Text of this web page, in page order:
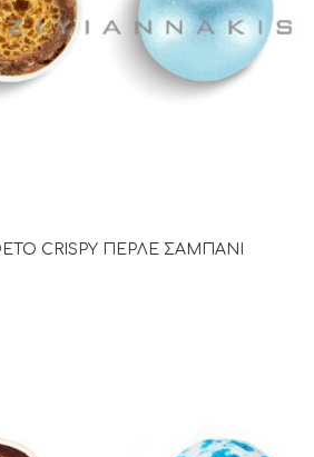
ΔΙΑΒΆΣΤΕ ΠΕΡΙΣΣΌΤΕΡΑ
CRISPY ΠΕΡΛΕ ΣΑΜΠΑΝΙ